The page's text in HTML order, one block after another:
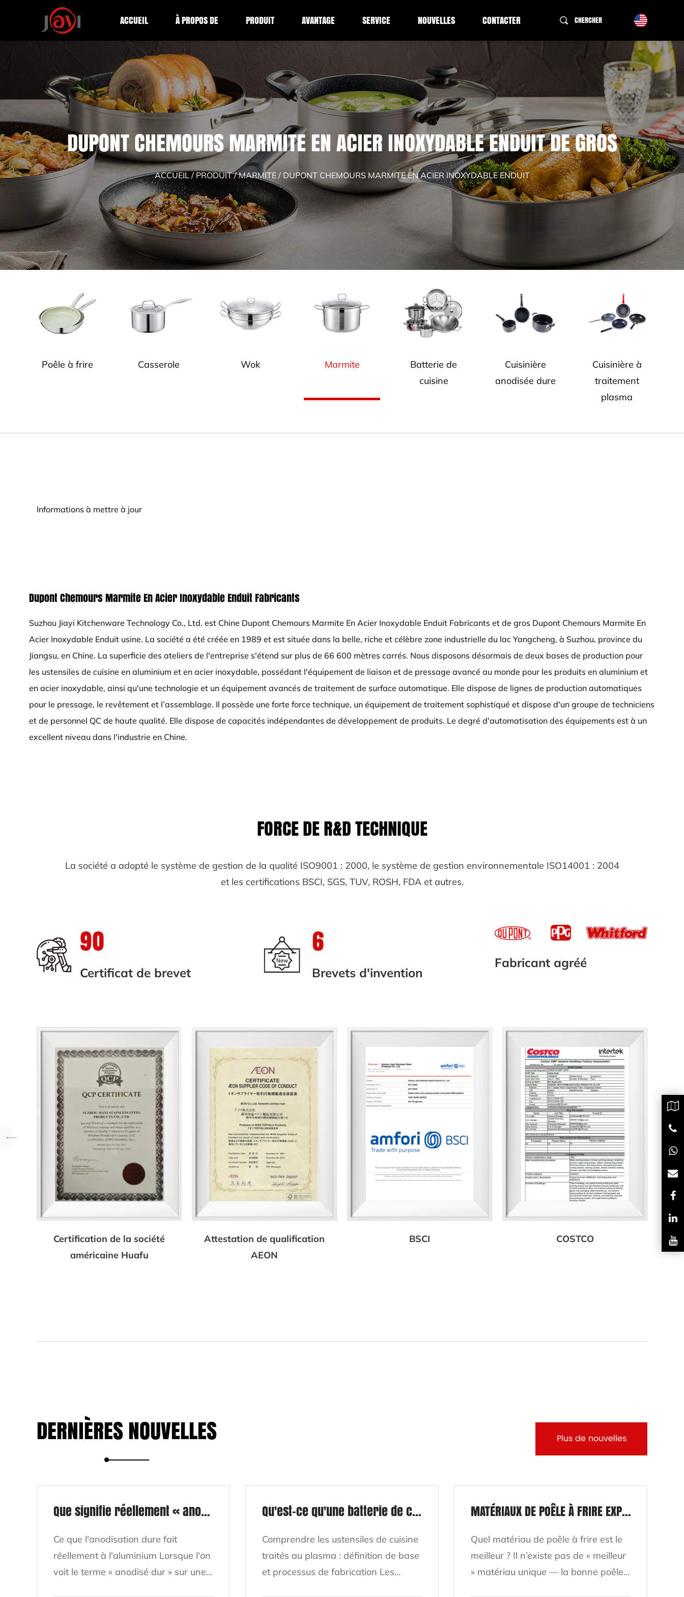
ACCUEIL À PROPOS DE PRODUIT AVANTAGE SERVICE NOUVELLES CONTACTER CHERCHER
DUPONT CHEMOURS MARMITE EN ACIER INOXYDABLE ENDUIT DE GROS
ACCUEIL/PRODUIT/MARMITE/ DUPONT CHEMOURS MARMITE EN ACIER INOXYDABLE ENDUIT
Poêle à frire Casserole Wok Marmite
Batterie de
cuisine
Cuisinière
anodisée dure
Cuisinière à
traitement
plasma
Informations à mettre à jour
Dupont Chemours Marmite En Acier Inoxydable Enduit Fabricants
Suzhou Jiayi Kitchenware Technology Co., Ltd. est Chine Dupont Chemours Marmite En Acier Inoxydable Enduit Fabricants et de gros Dupont Chemours Marmite En
Acier Inoxydable Enduit usine. La société a été créée en 1989 et est située dans la belle, riche et célèbre zone industrielle du lac Yangcheng, à Suzhou, province du
Jiangsu, en Chine. La superficie des ateliers de l'entreprise s'étend sur plus de 66 600 mètres carrés. Nous disposons désormais de deux bases de production pour
les ustensiles de cuisine en aluminium et en acier inoxydable, possédant l'équipement de liaison et de pressage avancé au monde pour les produits en aluminium et
en acier inoxydable, ainsi qu'une technologie et un équipement avancés de traitement de surface automatique. Elle dispose de lignes de production automatiques
pour le pressage, le revêtement et l’assemblage. Il possède une forte force technique, un équipement de traitement sophistiqué et dispose d'un groupe de techniciens
et de personnel QC de haute qualité. Elle dispose de capacités indépendantes de développement de produits. Le degré d'automatisation des équipements est à un
excellent niveau dans l'industrie en Chine.
FORCE DE R&D TECHNIQUE
La société a adopté le système de gestion de la qualité ISO9001 : 2000, le système de gestion environnementale ISO14001 : 2004
et les certifications BSCI, SGS, TUV, ROSH, FDA et autres.
90
Certificat de brevet
6
Brevets d'invention
Fabricant agréé
Certification de la société
américaine Huafu
Attestation de qualification
AEON
BSCI COSTCO
DERNIÈRES NOUVELLES Plus de nouvelles
Que signifie réellement « anodisé dur » pour une poêle à frire ?
Ce que l'anodisation dure fait
réellement à l'aluminium Lorsque l'on
voit le terme « anodisé dur » sur une
Qu'est-ce qu'une batterie de cuisine traitée au plasma et en quoi est-elle différente des ustensiles de cuisine antiadhésifs traditionnels ?
Comprendre les ustensiles de cuisine
traités au plasma : définition de base
et processus de fabrication Les
MATÉRIAUX DE POÊLE À FRIRE EXPLIQUÉS : CÉRAMIQUE, ACIER INOXYDABLE ET PLUS
Quel matériau de poêle à frire est le
meilleur ? Il n’existe pas de « meilleur
» matériau unique — la bonne poêle